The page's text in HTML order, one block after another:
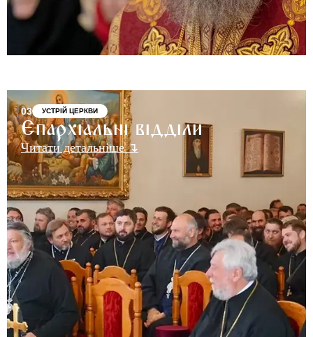
03 УСТРІЙ ЦЕРКВИ
Єпархіальні відділи
Читати детальніше ↴